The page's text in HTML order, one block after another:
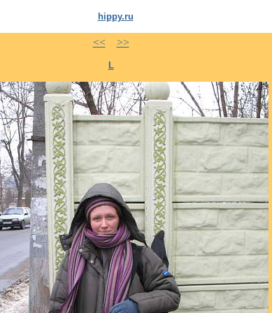
hippy.ru
<< >>
L